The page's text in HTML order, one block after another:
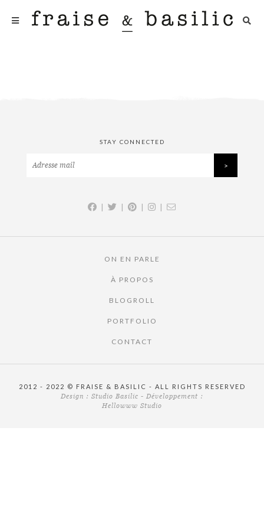
STAY CONNECTED
| | | |
ON EN PARLE
À PROPOS
BLOGROLL
PORTFOLIO
CONTACT
2012 - 2022 © FRAISE & BASILIC - ALL RIGHTS RESERVED
Design : Studio Basilic - Développement :
Hellowww Studio